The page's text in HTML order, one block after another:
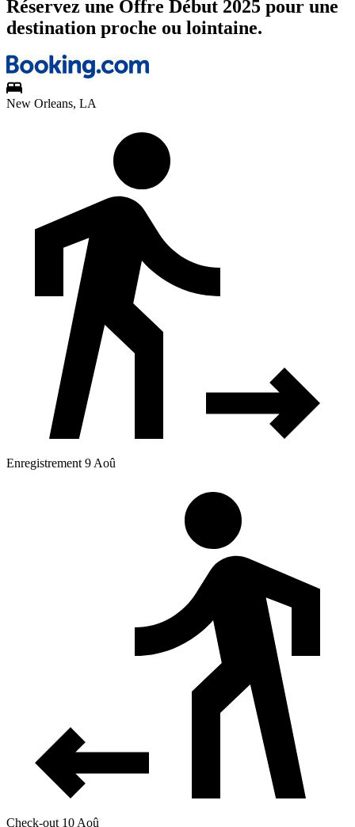
Réservez une Offre Début 2025 pour une
destination proche ou lointaine.
New Orleans, LA
Enregistrement 9 Aoû
Check-out 10 Aoû